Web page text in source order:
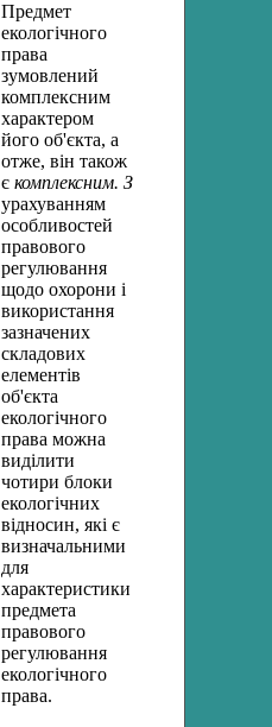
Предмет
екологічного
права
зумовлений
комплексним
характе­ром
його об'єкта, а
отже, він також
є комплексним. З
урахуванням
особливостей
правового
регулювання
щодо охорони і
використан­ня
зазначених
складових
елементів
об'єкта
екологічного
права можна
виділити
чотири блоки
екологічних
відносин, які є
визна­чальними
для
характеристики
предмета
правового
регулювання
екологічного
права.